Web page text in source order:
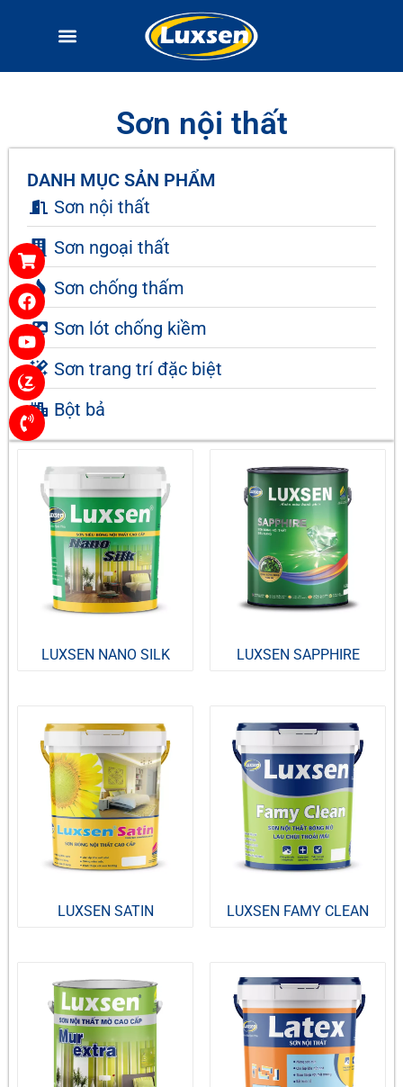
Sơn nội thất
DANH MỤC SẢN PHẨM
Sơn nội thất
Sơn ngoại thất
Sơn chống thấm
Sơn lót chống kiềm
Sơn trang trí đặc biệt
Bột bả
LUXSEN NANO SILK LUXSEN SAPPHIRE
LUXSEN SATIN LUXSEN FAMY CLEAN